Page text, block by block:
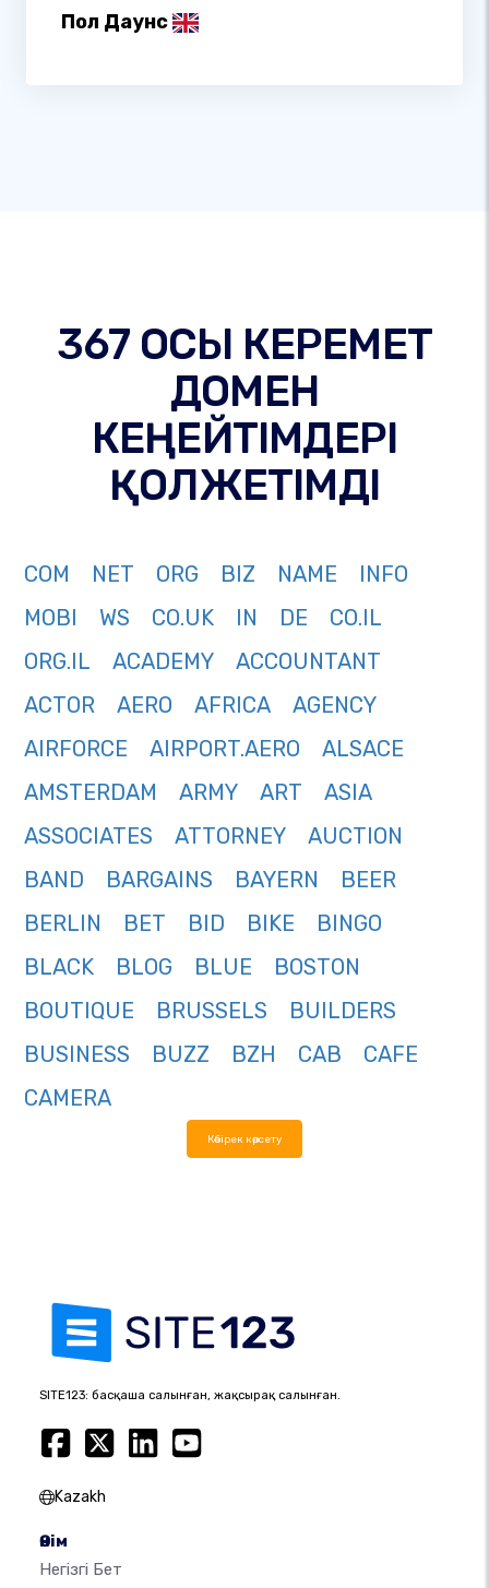
Пол Даунс
367 ОСЫ КЕРЕМЕТ
ДОМЕН
КЕҢЕЙТІМДЕРІ
ҚОЛЖЕТІМДІ
COM NET ORG BIZ NAME
INFO
MOBI
WS CO.UK IN DE
CO.IL
ORG.IL
ACADEMY
ACCOUNTANT
ACTOR
AERO AFRICA
AGENCY
AIRFORCE
AIRPORT.AERO
ALSACE
AMSTERDAM
ARMY ART
ASIA
ASSOCIATES
ATTORNEY
AUCTION
BAND
BARGAINS BAYERN
BEER
BERLIN
BET BID BIKE
BINGO
BLACK
BLOG BLUE
BOSTON
BOUTIQUE
BRUSSELS
BUILDERS
BUSINESS
BUZZ BZH CAB
CAFE
CAMERA
Көбірек көрсету
SITE123: басқаша салынған, жақсырақ салынған.
Kazakh
Өнім
Негізгі Бет